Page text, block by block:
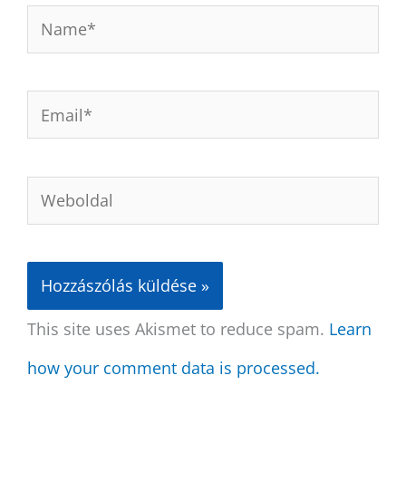
Name*
Email*
Weboldal
This site uses Akismet to reduce spam. Learn
how your comment data is processed.